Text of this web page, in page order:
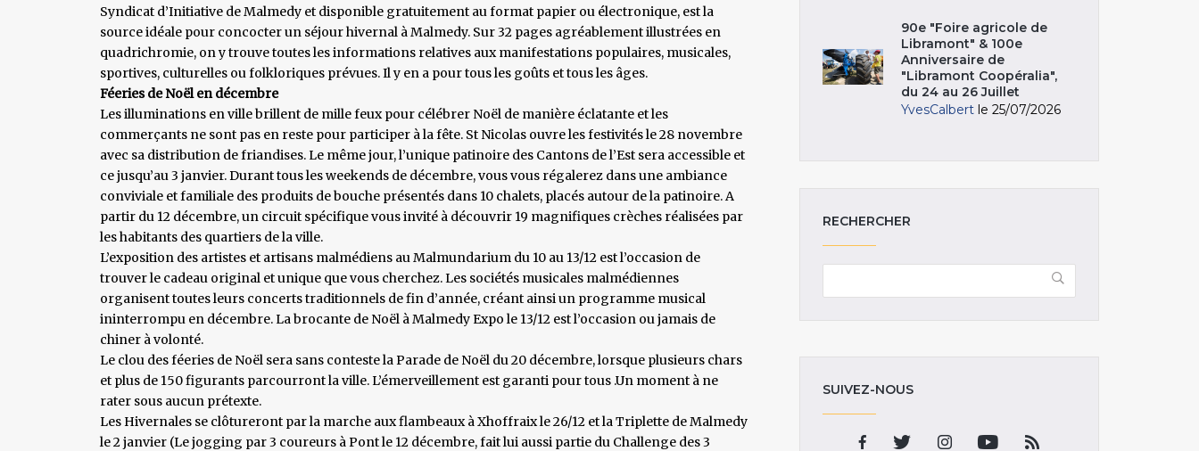
Syndicat d’Initiative de Malmedy et disponible gratuitement au format papier ou électronique, est la
source idéale pour concocter un séjour hivernal à Malmedy. Sur 32 pages agréablement illustrées en
quadrichromie, on y trouve toutes les informations relatives aux manifestations populaires, musicales,
sportives, culturelles ou folkloriques prévues. Il y en a pour tous les goûts et tous les âges.
Féeries de Noël en décembre
Les illuminations en ville brillent de mille feux pour célébrer Noël de manière éclatante et les
commerçants ne sont pas en reste pour participer à la fête. St Nicolas ouvre les festivités le 28 novembre
avec sa distribution de friandises. Le même jour, l’unique patinoire des Cantons de l’Est sera accessible et
ce jusqu’au 3 janvier. Durant tous les weekends de décembre, vous vous régalerez dans une ambiance
conviviale et familiale des produits de bouche présentés dans 10 chalets, placés autour de la patinoire. A
partir du 12 décembre, un circuit spécifique vous invité à découvrir 19 magnifiques crèches réalisées par
les habitants des quartiers de la ville.
L’exposition des artistes et artisans malmédiens au Malmundarium du 10 au 13/12 est l’occasion de
trouver le cadeau original et unique que vous cherchez. Les sociétés musicales malmédiennes
organisent toutes leurs concerts traditionnels de fin d’année, créant ainsi un programme musical
ininterrompu en décembre. La brocante de Noël à Malmedy Expo le 13/12 est l’occasion ou jamais de
chiner à volonté.
Le clou des féeries de Noël sera sans conteste la Parade de Noël du 20 décembre, lorsque plusieurs chars
et plus de 150 figurants parcourront la ville. L’émerveillement est garanti pour tous .Un moment à ne
rater sous aucun prétexte.
Les Hivernales se clôtureront par la marche aux flambeaux à Xhoffraix le 26/12 et la Triplette de Malmedy
le 2 janvier (Le jogging par 3 coureurs à Pont le 12 décembre, fait lui aussi partie du Challenge des 3
90e "Foire agricole de
Libramont" & 100e
Anniversaire de
"Libramont Coopéralia",
du 24 au 26 Juillet
YvesCalbert le 25/07/2026
RECHERCHER
SUIVEZ-NOUS